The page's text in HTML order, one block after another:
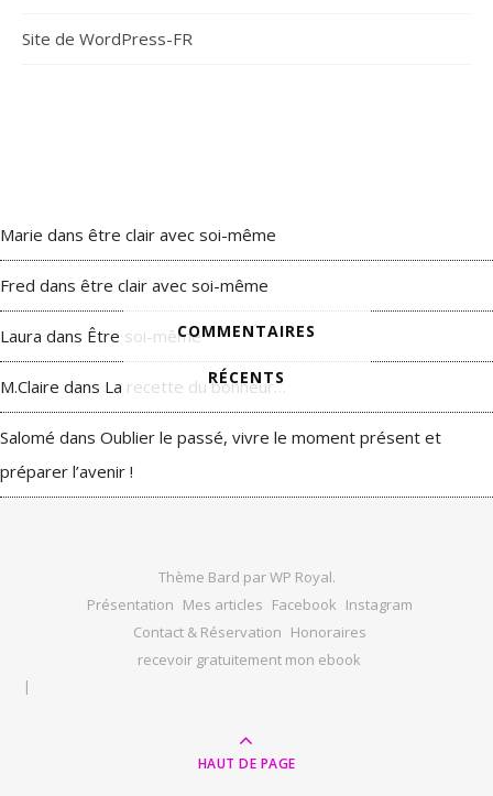
Site de WordPress-FR
COMMENTAIRES
RÉCENTS
Marie dans être clair avec soi-même
Fred dans être clair avec soi-même
Laura dans Être soi-même
M.Claire dans La recette du bonheur…
Salomé dans Oublier le passé, vivre le moment présent et
préparer l’avenir !
Thème Bard parWP Royal.
Présentation Mes articles Facebook Instagram
Contact & Réservation Honoraires
recevoir gratuitement mon ebook
HAUT DE PAGE